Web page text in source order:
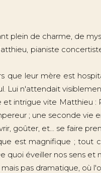
plein de charme, de
pianiste
que leur mère est
Lui n'attendait
et intrigue vite Matthieu :
; une seconde vie
goûter, et... se faire
est magnifique ; tout
quoi éveiller nos sens et
pas dramatique, où